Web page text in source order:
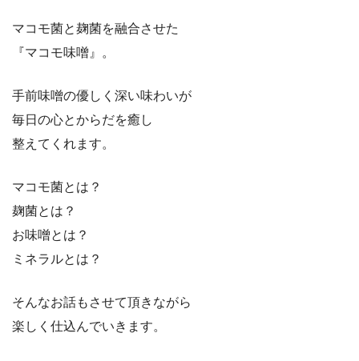
マコモ菌と麹菌を融合させた
『マコモ味噌』。
手前味噌の優しく深い味わいが
毎日の心とからだを癒し
整えてくれます。
マコモ菌とは？
麹菌とは？
お味噌とは？
ミネラルとは？
そんなお話もさせて頂きながら
楽しく仕込んでいきます。